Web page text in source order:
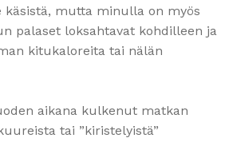
mutta minulla on myös
palaset loksahtavat kohdilleen ja
kitukaloreita tai nälän
aikana kulkenut matkan
tai ”kiristelyistä”